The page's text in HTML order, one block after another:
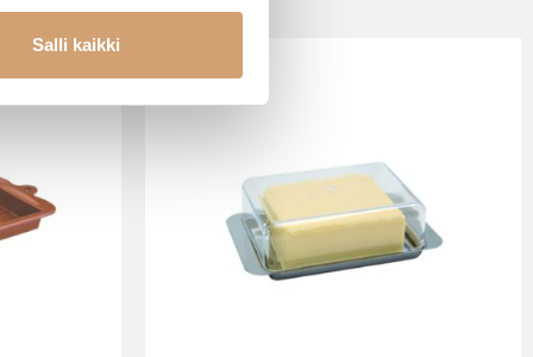
Salli kaikki